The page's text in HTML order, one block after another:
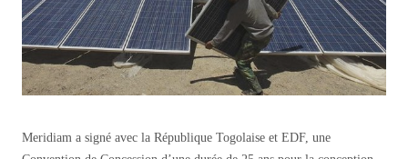
Meridiam a signé avec la République Togolaise et EDF, une